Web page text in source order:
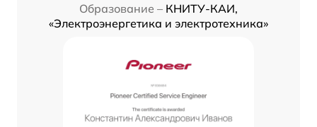
Образование – КНИТУ-КАИ,
«Электроэнергетика и электротехника»